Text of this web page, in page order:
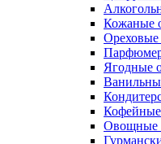
Кожаные
Ягодные
Овощные